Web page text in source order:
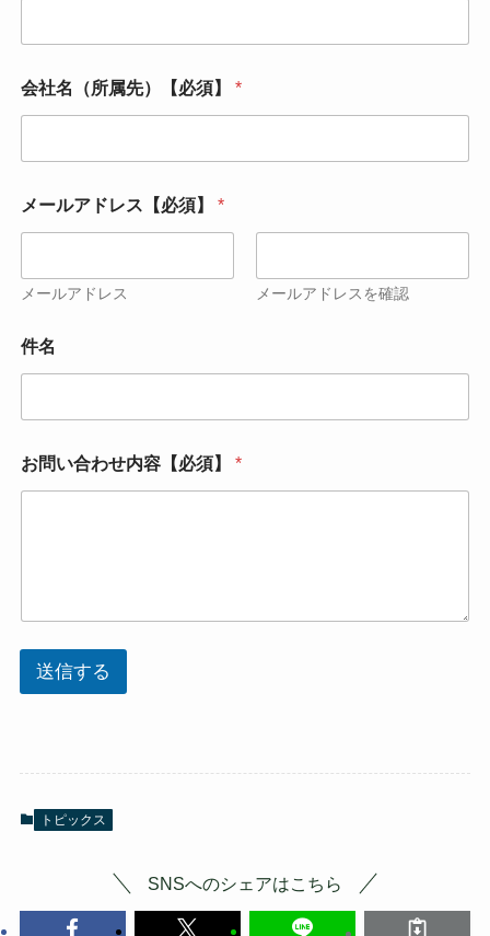
会社名（所属先）【必須】 *
件
名
前
必
須
】
メールアドレス【必須】 *
メールアドレス メールアドレスを確認
件名
お問い合わせ内容【必須】 *
送信する
トピックス
SNSへのシェアはこちら